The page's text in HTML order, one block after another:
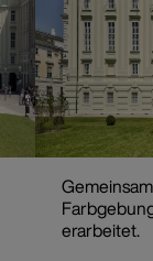
erarbeitet.